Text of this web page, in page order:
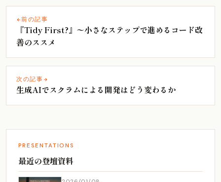
前の記事
『Tidy First?』〜小さなステップで進めるコード改
善のススメ
次の記事
生成AIでスクラムによる開発はどう変わるか
PRESENTATIONS
最近の登壇資料